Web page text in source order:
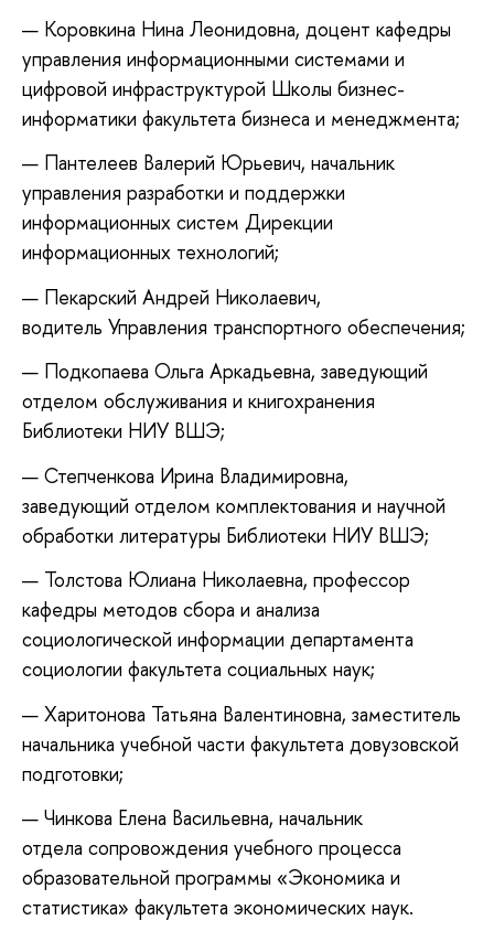
Коровкина Нина Леонидовна, доцент кафедры
управления информационными системами и
цифровой инфраструктурой Школы бизнес-
информатики факультета бизнеса и менеджмента;
Пантелеев Валерий Юрьевич, начальник
управления разработки и поддержки
информационных систем Дирекции
информационных технологий;
Пекарский Андрей Николаевич,
водитель Управления транспортного обеспечения;
Подкопаева Ольга Аркадьевна, заведующий
отделом обслуживания и книгохранения
Библиотеки НИУ ВШЭ;
Степченкова Ирина Владимировна,
заведующий отделом комплектования и научной
обработки литературы Библиотеки НИУ ВШЭ;
Толстова Юлиана Николаевна, профессор
кафедры методов сбора и анализа
социологической информации департамента
социологии факультета социальных наук;
Харитонова Татьяна Валентиновна, заместитель
начальника учебной части факультета довузовской
подготовки;
Чинкова Елена Васильевна, начальник
отдела сопровождения учебного процесса
образовательной программы «Экономика и
статистика» факультета экономических наук.